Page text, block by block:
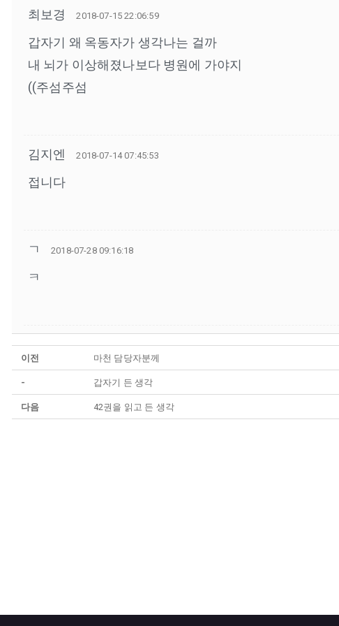
최보경 2018-07-15 22:06:59
갑자기 왜 옥동자가 생각나는 걸까
내 뇌가 이상해졌나보다 병원에 가야지
((주섬주섬
김지엔 2018-07-14 07:45:53
접니다
ㄱ 2018-07-28 09:16:18
ㅋ
이전 마천 담당자분께
- 갑자기 든 생각
다음 42권을 읽고 든 생각